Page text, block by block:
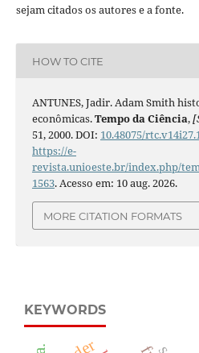
sejam citados os autores e a fonte.
HOW TO CITE
ANTUNES, Jadir. Adam Smith
econômicas.Tempo da Ciência,
51, 2000. DOI: 10.48075/
https://e-
revista.unioeste.br/index.php/
1563. Acesso em: 10 aug. 2026.
MORE CITATION FORMATS
KEYWORDS